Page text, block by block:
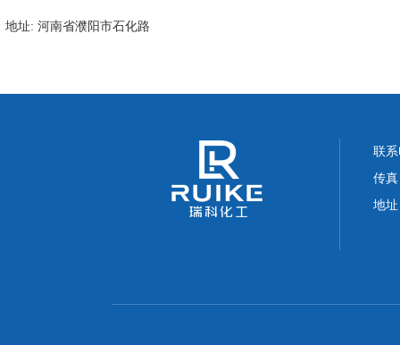
地址: 河南省濮阳市石化路
联
传
地